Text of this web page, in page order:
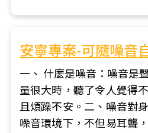
安寧專案-可隨噪音
一、 什麼是噪音：噪音是
量很大時，聽了令人覺得
且煩躁不安。二、噪音對
噪音環境下，不但易耳聾